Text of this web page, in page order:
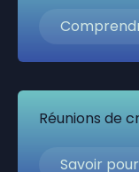
Réunions de
Savoir